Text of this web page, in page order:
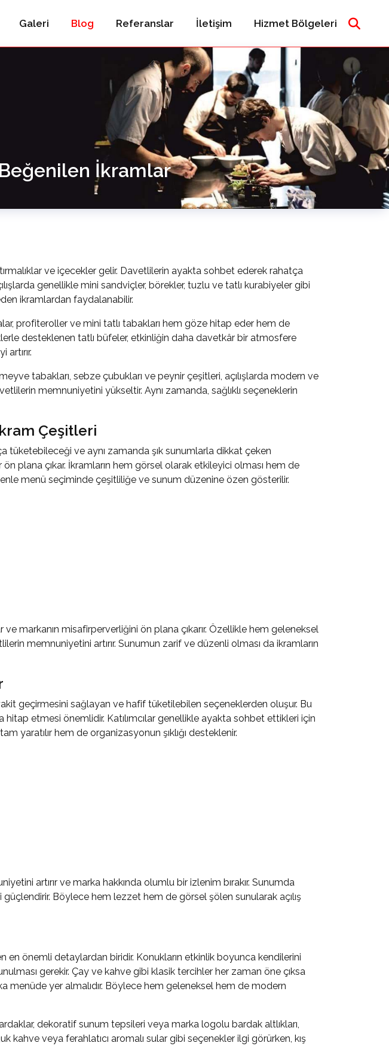
Galeri Blog Referanslar İletişim Hizmet Bölgeleri
Beğenilen İkramlar
ve içecekler gelir. Davetlilerin ayakta sohbet ederek rahatça
genellikle mini sandviçler, börekler, tuzlu ve tatlı kurabiyeler gibi
ikramlardan faydalanabilir.
profiteroller ve mini tatlı tabakları hem göze hitap eder hem de
desteklenen tatlı büfeler, etkinliğin daha davetkâr bir atmosfere
tabakları, sebze çubukları ve peynir çeşitleri, açılışlarda modern ve
memnuniyetini yükseltir. Aynı zamanda, sağlıklı seçeneklerin
Çeşitleri
tüketebileceği ve aynı zamanda şık sunumlarla dikkat çeken
plana çıkar. İkramların hem görsel olarak etkileyici olması hem de
menü seçiminde çeşitliliğe ve sunum düzenine özen gösterilir.
markanın misafirperverliğini ön plana çıkarır. Özellikle hem geleneksel
memnuniyetini artırır. Sunumun zarif ve düzenli olması da ikramların
geçirmesini sağlayan ve hafif tüketilebilen seçeneklerden oluşur. Bu
etmesi önemlidir. Katılımcılar genellikle ayakta sohbet ettikleri için
yaratılır hem de organizasyonun şıklığı desteklenir.
artırır ve marka hakkında olumlu bir izlenim bırakır. Sunumda
güçlendirir. Böylece hem lezzet hem de görsel şölen sunularak açılış
en önemli detaylardan biridir. Konukların etkinlik boyunca kendilerini
gerekir. Çay ve kahve gibi klasik tercihler her zaman öne çıksa
menüde yer almalıdır. Böylece hem geleneksel hem de modern
dekoratif sunum tepsileri veya marka logolu bardak altlıkları,
veya ferahlatıcı aromalı sular gibi seçenekler ilgi görürken, kış